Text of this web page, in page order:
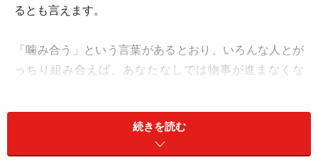
るとも言えます。
「噛み合う」という言葉があるとおり、いろんな人とが
っちり組み合えば、あなたなしでは物事が進まなくな
ということに他なりません。
組織の中ではどうしても人とつながる必要がある。そこ
続きを読む